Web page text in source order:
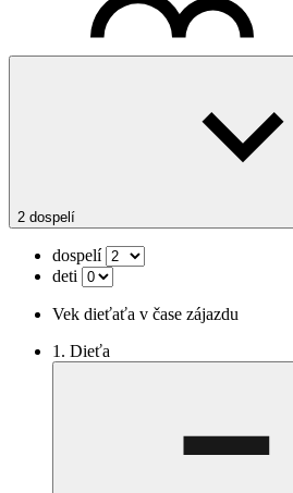
2 dospelí
dospelí
deti
Vek dieťaťa v čase zájazdu
1. Dieťa